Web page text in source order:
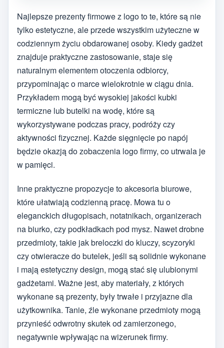
Najlepsze prezenty firmowe z logo to te, które są nie
tylko estetyczne, ale przede wszystkim użyteczne w
codziennym życiu obdarowanej osoby. Kiedy gadżet
znajduje praktyczne zastosowanie, staje się
naturalnym elementem otoczenia odbiorcy,
przypominając o marce wielokrotnie w ciągu dnia.
Przykładem mogą być wysokiej jakości kubki
termiczne lub butelki na wodę, które są
wykorzystywane podczas pracy, podróży czy
aktywności fizycznej. Każde sięgnięcie po napój
będzie okazją do zobaczenia logo firmy, co utrwala je
w pamięci.
Inne praktyczne propozycje to akcesoria biurowe,
które ułatwiają codzienną pracę. Mowa tu o
eleganckich długopisach, notatnikach, organizerach
na biurko, czy podkładkach pod mysz. Nawet drobne
przedmioty, takie jak breloczki do kluczy, scyzoryki
czy otwieracze do butelek, jeśli są solidnie wykonane
i mają estetyczny design, mogą stać się ulubionymi
gadżetami. Ważne jest, aby materiały, z których
wykonane są prezenty, były trwałe i przyjazne dla
użytkownika. Tanie, źle wykonane przedmioty mogą
przynieść odwrotny skutek od zamierzonego,
negatywnie wpływając na wizerunek firmy.